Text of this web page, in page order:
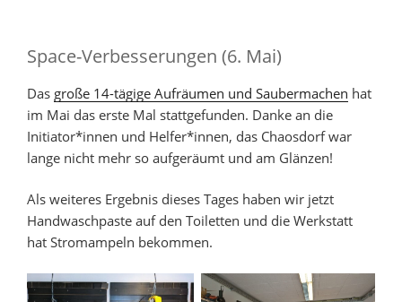
Space-Verbesserungen (6. Mai)
Das große 14-tägige Aufräumen und Saubermachen hat
im Mai das erste Mal stattgefunden. Danke an die
Initiator*innen und Helfer*innen, das Chaosdorf war
lange nicht mehr so aufgeräumt und am Glänzen!
Als weiteres Ergebnis dieses Tages haben wir jetzt
Handwaschpaste auf den Toiletten und die Werkstatt
hat Stromampeln bekommen.